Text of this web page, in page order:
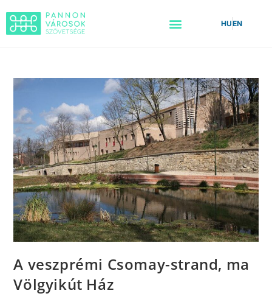
HUEN
A veszprémi Csomay-strand, ma
Völgyikút Ház